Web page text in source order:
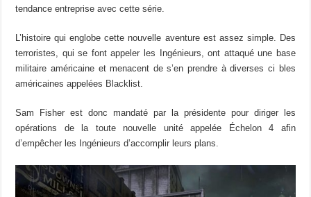
tendance entreprise avec cette série.
L’histoire qui englobe cette nouvelle aventure est assez simple. Des
terroristes, qui se font appeler les Ingénieurs, ont attaqué une base
militaire américaine et menacent de s’en prendre à diverses ci bles
américaines appelées Blacklist.
Sam Fisher est donc mandaté par la présidente pour diriger les
opérations de la toute nouvelle unité appelée Échelon 4 afin
d’empêcher les Ingénieurs d’accomplir leurs plans.